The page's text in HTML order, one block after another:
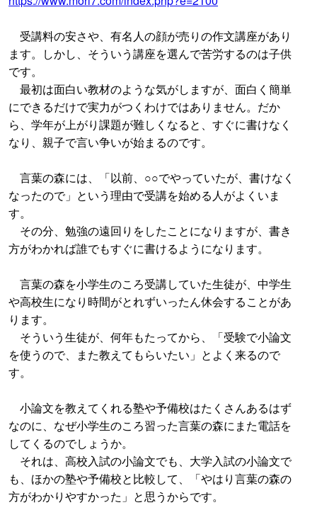
受講料の安さや、有名人の顔が売りの作文講座があり
ます。しかし、そういう講座を選んで苦労するのは子供
です。
最初は面白い教材のような気がしますが、面白く簡単
にできるだけで実力がつくわけではありません。だか
ら、学年が上がり課題が難しくなると、すぐに書けなく
なり、親子で言い争いが始まるのです。
言葉の森には、「以前、○○でやっていたが、書けなく
なったので」という理由で受講を始める人がよくいま
す。
その分、勉強の遠回りをしたことになりますが、書き
方がわかれば誰でもすぐに書けるようになります。
言葉の森を小学生のころ受講していた生徒が、中学生
や高校生になり時間がとれずいったん休会することがあ
ります。
そういう生徒が、何年もたってから、「受験で小論文
を使うので、また教えてもらいたい」とよく来るので
す。
小論文を教えてくれる塾や予備校はたくさんあるはず
なのに、なぜ小学生のころ習った言葉の森にまた電話を
してくるのでしょうか。
それは、高校入試の小論文でも、大学入試の小論文で
も、ほかの塾や予備校と比較して、「やはり言葉の森の
方がわかりやすかった」と思うからです。